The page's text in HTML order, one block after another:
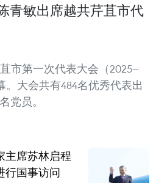
青敏出席越共芹苴市代
市第一次代表大会（2025—
。大会共有484名优秀代表出
党员。
主席苏林启程
行国事访问